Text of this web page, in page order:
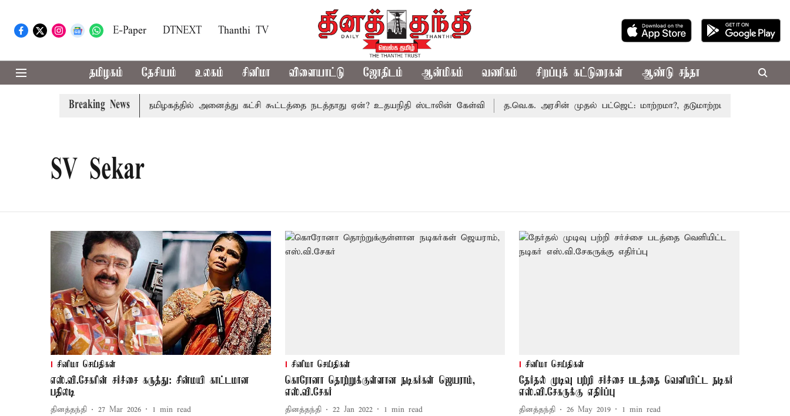
E-Paper DTNEXT Thanthi TV
தமிழகம் தேசியம் உலகம் சினிமா விளையாட்டு ஜோதிடம் ஆன்மிகம் வணிகம் சிறப்புக் கட்டுரைகள் ஆண்டு சந்தா
Breaking News
காவிரி விவகாரம்: தமிழகத்தில் அனைத்து கட்சி கூட்டத்தை நடத்தாது ஏன்? உதயநிதி ஸ்டாலின் கேள்வி த.வெ.க. அரசின் முதல் பட்ஜெட்: மாற்றமா?, தடுமாற்றமா?
SV Sekar
சினிமா செய்திகள்
எஸ்.வி.சேகரின் சர்ச்சை கருத்து: சின்மயி காட்டமான
பதிலடி
தினத்தந்தி 27 Mar 2026 1 min read
சினிமா செய்திகள்
கொரோனா தொற்றுக்குள்ளான நடிகர்கள் ஜெயராம்,
எஸ்.வி.சேகர்
தினத்தந்தி 22 Jan 2022 1 min read
சினிமா செய்திகள்
தேர்தல் முடிவு பற்றி சர்ச்சை படத்தை வெளியிட்ட நடிகர்
எஸ்.வி.சேகருக்கு எதிர்ப்பு
தினத்தந்தி 26 May 2019 1 min read